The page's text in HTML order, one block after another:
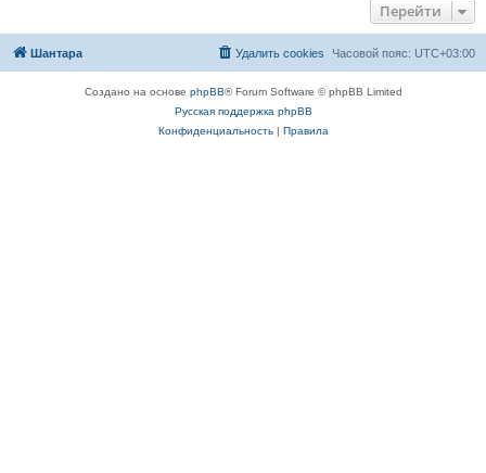
Перейти
Шантара Часовой пояс: UTC+03:00
Удалить cookies
Создано на основе phpBB® Forum Software © phpBB Limited
Русская поддержка phpBB
Конфиденциальность| Правила